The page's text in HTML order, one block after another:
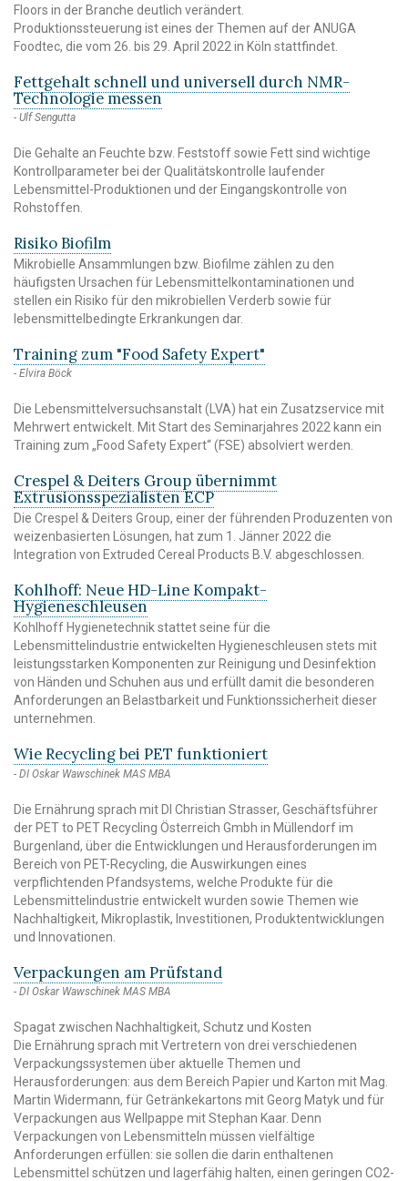
Floors in der Branche deutlich verändert.
Produktionssteuerung ist eines der Themen auf der ANUGA
Foodtec, die vom 26. bis 29. April 2022 in Köln stattfindet.
Fettgehalt schnell und universell durch NMR-
Technologie messen
Ulf Sengutta
Die Gehalte an Feuchte bzw. Feststoff sowie Fett sind wichtige
Kontrollparameter bei der Qualitätskontrolle laufender
Lebensmittel-Produktionen und der Eingangskontrolle von
Rohstoffen.
Risiko Biofilm
Mikrobielle Ansammlungen bzw. Biofilme zählen zu den
häufigsten Ursachen für Lebensmittelkontaminationen und
stellen ein Risiko für den mikrobiellen Verderb sowie für
lebensmittelbedingte Erkrankungen dar.
Training zum "Food Safety Expert"
Elvira Böck
Die Lebensmittelversuchsanstalt (LVA) hat ein Zusatzservice mit
Mehrwert entwickelt. Mit Start des Seminarjahres 2022 kann ein
Training zum „Food Safety Expert“ (FSE) absolviert werden.
Crespel & Deiters Group übernimmt
Extrusionsspezialisten ECP
Die Crespel & Deiters Group, einer der führenden Produzenten von
weizenbasierten Lösungen, hat zum 1. Jänner 2022 die
Integration von Extruded Cereal Products B.V. abgeschlossen.
Kohlhoff: Neue HD-Line Kompakt-
Hygieneschleusen
Kohlhoff Hygienetechnik stattet seine für die
Lebensmittelindustrie entwickelten Hygieneschleusen stets mit
leistungsstarken Komponenten zur Reinigung und Desinfektion
von Händen und Schuhen aus und erfüllt damit die besonderen
Anforderungen an Belastbarkeit und Funktionssicherheit dieser
unternehmen.
Wie Recycling bei PET funktioniert
DI Oskar Wawschinek MAS MBA
Die Ernährung sprach mit DI Christian Strasser, Geschäftsführer
der PET to PET Recycling Österreich Gmbh in Müllendorf im
Burgenland, über die Entwicklungen und Herausforderungen im
Bereich von PET-Recycling, die Auswirkungen eines
verpflichtenden Pfandsystems, welche Produkte für die
Lebensmittelindustrie entwickelt wurden sowie Themen wie
Nachhaltigkeit, Mikroplastik, Investitionen, Produktentwicklungen
und Innovationen.
Verpackungen am Prüfstand
DI Oskar Wawschinek MAS MBA
Spagat zwischen Nachhaltigkeit, Schutz und Kosten
Die Ernährung sprach mit Vertretern von drei verschiedenen
Verpackungssystemen über aktuelle Themen und
Herausforderungen: aus dem Bereich Papier und Karton mit Mag.
Martin Widermann, für Getränkekartons mit Georg Matyk und für
Verpackungen aus Wellpappe mit Stephan Kaar. Denn
Verpackungen von Lebensmitteln müssen vielfältige
Anforderungen erfüllen: sie sollen die darin enthaltenen
Lebensmittel schützen und lagerfähig halten, einen geringen CO2-